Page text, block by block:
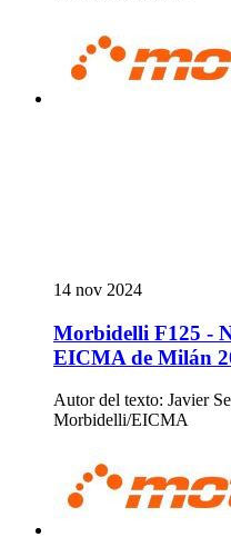
14 nov 2024
Morbidelli F125 -
EICMA de Milán
Autor del texto: Javier
Morbidelli/EICMA